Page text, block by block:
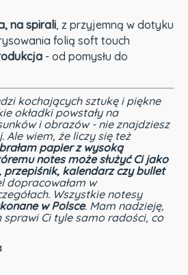
na spirali, z przyjemną w dotyku
folią soft touch
- od pomysłu do
kochających sztukę i piękne
okładki powstały na
i obrazów - nie znajdziesz
Ale wiem, że liczy się też
papier z wysoką
notes może służyć Ci jako
przepiśnik, kalendarz czy bullet
dopracowałam w
Wszystkie notesy
w Polsce. Mam nadzieję,
sprawi Ci tyle samo radości, co